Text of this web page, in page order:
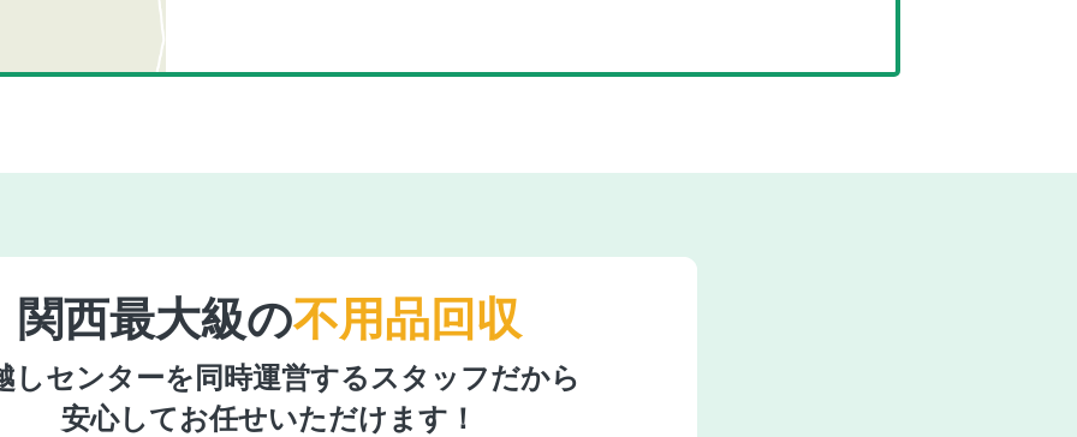
関西最大級の不用品回収
しセンターを同時運営するスタッフだから
安心してお任せいただけます！